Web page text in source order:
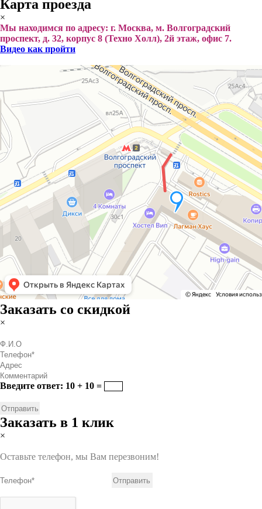
Карта проезда
×
Мы находимся по адресу: г. Москва, м. Волгоградский
проспект, д. 32, корпус 8 (Техно Холл), 2й этаж, офис 7.
Видео как пройти
Заказать со скидкой
×
Введите ответ: 10 + 10 =
Заказать в 1 клик
×
Оставьте телефон, мы Вам перезвоним!